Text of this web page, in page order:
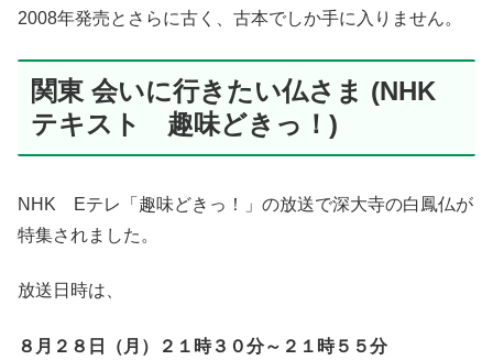
2008年発売とさらに古く、古本でしか手に入りません。
関東 会いに行きたい仏さま (NHK
テキスト 趣味どきっ！)
NHK Eテレ「趣味どきっ！」の放送で深大寺の白鳳仏が
特集されました。
放送日時は、
８月２８日（月）２１時３０分～２１時５５分